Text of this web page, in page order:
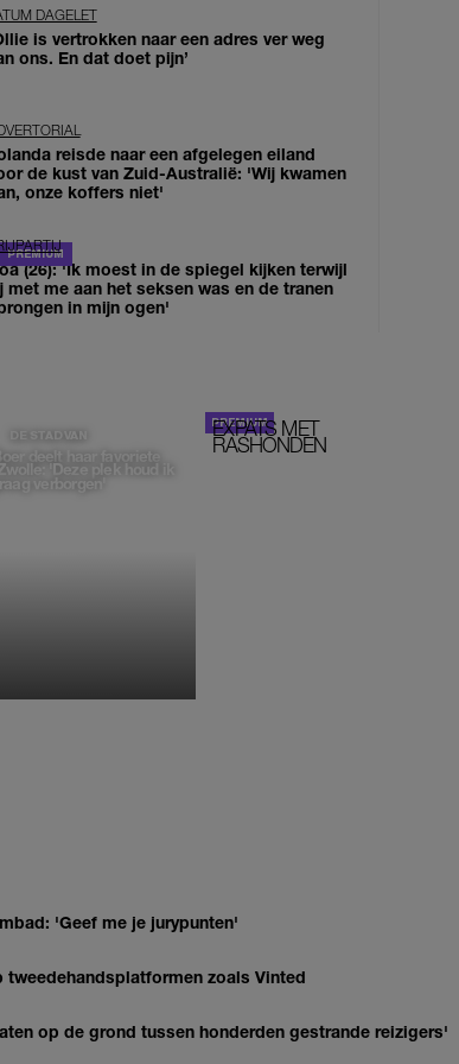
DAGELET
is vertrokken naar een adres ver weg
ons. En dat doet pijn’
reisde naar een afgelegen eiland
de kust van Zuid-Australië: 'Wij kwamen
onze koffers niet'
(26): 'Ik moest in de spiegel kijken terwijl
met me aan het seksen was en de tranen
in mijn ogen'
DE STAD VAN
deelt haar favoriete
'Deze plek houd ik
graag verborgen'
EXPATS MET
RASHONDEN
'Geef me je jurypunten'
zoals Vinted
op de grond tussen honderden gestrande reizigers'